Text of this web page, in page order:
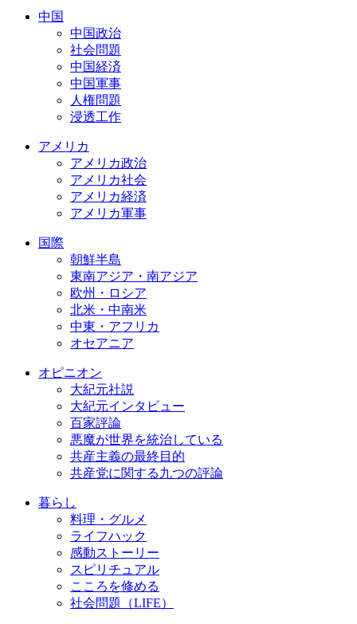
中国
中国政治
社会問題
中国経済
中国軍事
人権問題
浸透工作
アメリカ
アメリカ政治
アメリカ社会
アメリカ経済
アメリカ軍事
国際
朝鮮半島
東南アジア・南アジア
欧州・ロシア
北米・中南米
中東・アフリカ
オセアニア
オピニオン
大紀元社説
大紀元インタビュー
百家評論
悪魔が世界を統治している
共産主義の最終目的
共産党に関する九つの評論
暮らし
料理・グルメ
ライフハック
感動ストーリー
スピリチュアル
こころを修める
社会問題（LIFE）